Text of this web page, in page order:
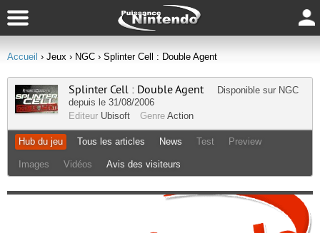
Accueil › Jeux › NGC › Splinter Cell : Double Agent
Splinter Cell : Double Agent Disponible sur NGC
depuis le 31/08/2006
Editeur Ubisoft Genre Action
Hub du jeu Tous les articles News Test Preview
Images Vidéos Avis des visiteurs